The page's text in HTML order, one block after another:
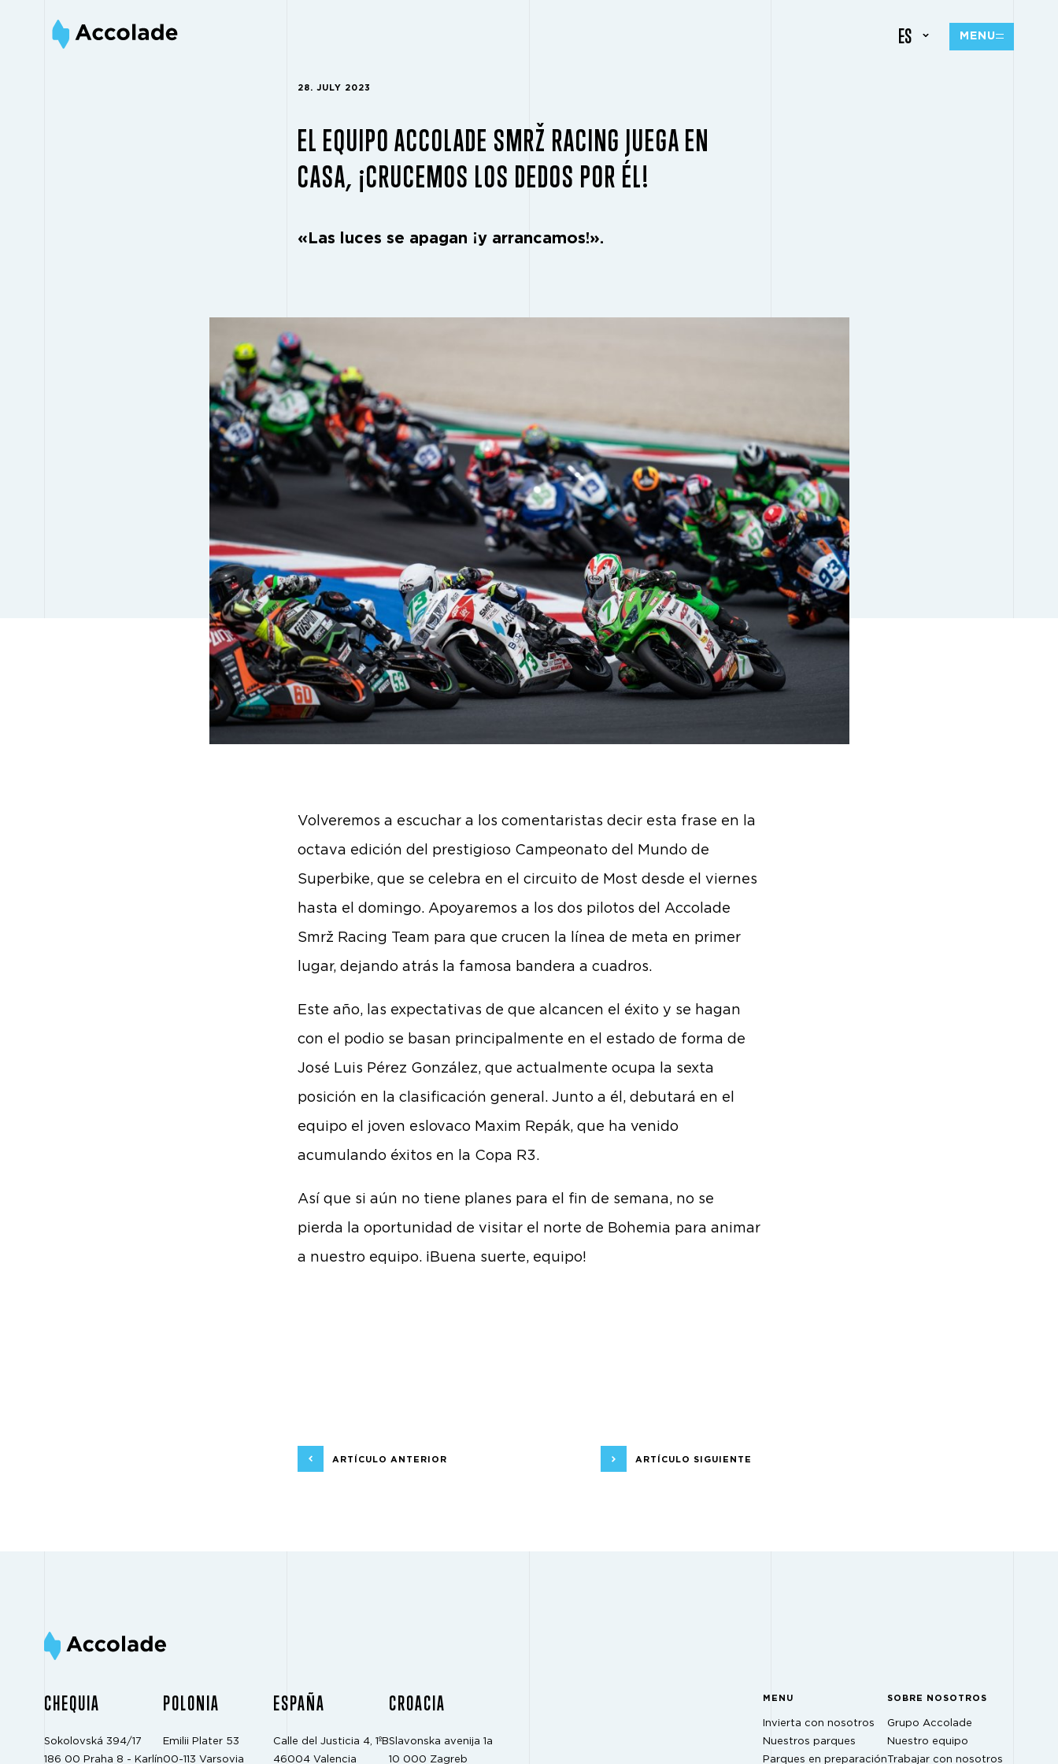
ES MENU
28. JULY 2023
EL EQUIPO ACCOLADE SMRŽ RACING JUEGA EN
CASA, ¡CRUCEMOS LOS DEDOS POR ÉL!
«Las luces se apagan ¡y arrancamos!».
Volveremos a escuchar a los comentaristas decir esta frase en la
octava edición del prestigioso Campeonato del Mundo de
Superbike, que se celebra en el circuito de Most desde el viernes
hasta el domingo. Apoyaremos a los dos pilotos del Accolade
Smrž Racing Team para que crucen la línea de meta en primer
lugar, dejando atrás la famosa bandera a cuadros.
Este año, las expectativas de que alcancen el éxito y se hagan
con el podio se basan principalmente en el estado de forma de
José Luis Pérez González, que actualmente ocupa la sexta
posición en la clasificación general. Junto a él, debutará en el
equipo el joven eslovaco Maxim Repák, que ha venido
acumulando éxitos en la Copa R3.
Así que si aún no tiene planes para el fin de semana, no se
pierda la oportunidad de visitar el norte de Bohemia para animar
a nuestro equipo. ¡Buena suerte, equipo!
ARTÍCULO ANTERIOR ARTÍCULO SIGUIENTE
CHEQUIA
Sokolovská 394/17
186 00 Praha 8 - Karlín
POLONIA
Emilii Plater 53
00-113 Varsovia
ESPAÑA
Calle del Justicia 4, 1ºB
46004 Valencia
CROACIA
Slavonska avenija 1a
10 000 Zagreb
MENU
Invierta con nosotros
Nuestros parques
Parques en preparación
SOBRE NOSOTROS
Grupo Accolade
Nuestro equipo
Trabajar con nosotros